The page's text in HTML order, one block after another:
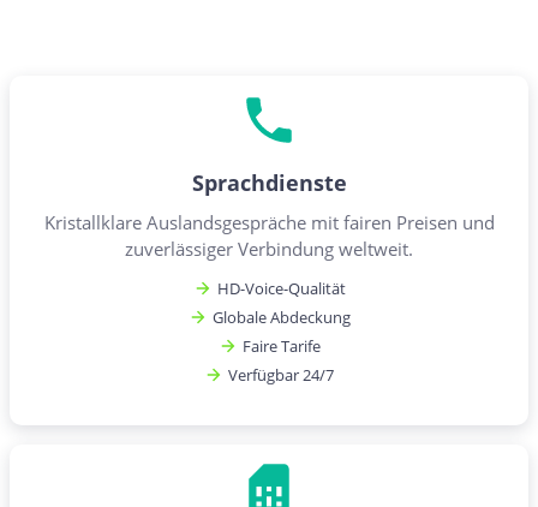
Sprachdienste
Kristallklare Auslandsgespräche mit fairen Preisen und
zuverlässiger Verbindung weltweit.
HD-Voice-Qualität
Globale Abdeckung
Faire Tarife
Verfügbar 24/7